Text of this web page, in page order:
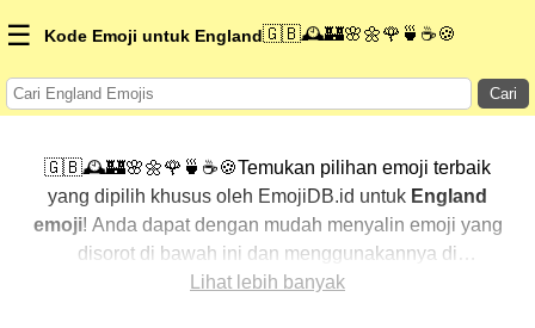
☰ Kode Emoji untuk England🇬🇧🕰️🏰🌸🌼🌹🍵☕🍪
Cari
🇬🇧🕰️🏰🌸🌼🌹🍵☕🍪Temukan pilihan emoji terbaik
yang dipilih khusus oleh EmojiDB.id untuk England
emoji! Anda dapat dengan mudah menyalin emoji yang
disorot di bawah ini dan menggunakannya di
percakapan Anda untuk menambahkan sentuhan
Lihat lebih banyak